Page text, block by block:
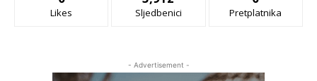
Likes Sljedbenici Pretplatnika
- Advertisement -